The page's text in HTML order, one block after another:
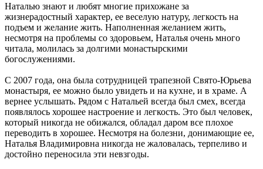
Наталью знают и любят многие прихожане за
жизнерадостный характер, ее веселую натуру, легкость на
подъем и желание жить. Наполненная желанием жить,
несмотря на проблемы со здоровьем, Наталья очень много
читала, молилась за долгими монастырскими
богослужениями.
С 2007 года, она была сотрудницей трапезной Свято-Юрьева
монастыря, ее можно было увидеть и на кухне, и в храме. А
вернее услышать. Рядом с Натальей всегда был смех, всегда
появлялось хорошее настроение и легкость. Это был человек,
который никогда не обижался, обладал даром все плохое
переводить в хорошее. Несмотря на болезни, донимающие ее,
Наталья Владимировна никогда не жаловалась, терпеливо и
достойно переносила эти невзгоды.